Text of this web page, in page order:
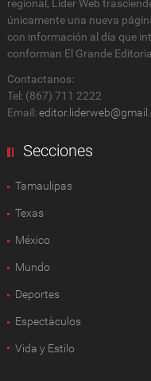
regional, Lider Web
únicamente una nueva
con información al día que
conforman El Grande
Contactanos:
Tel: (867) 711 2222
Email:
Secciones
Tamaulipas
Texas
México
Mundo
Deportes
Espectàculos
Vida y Estilo